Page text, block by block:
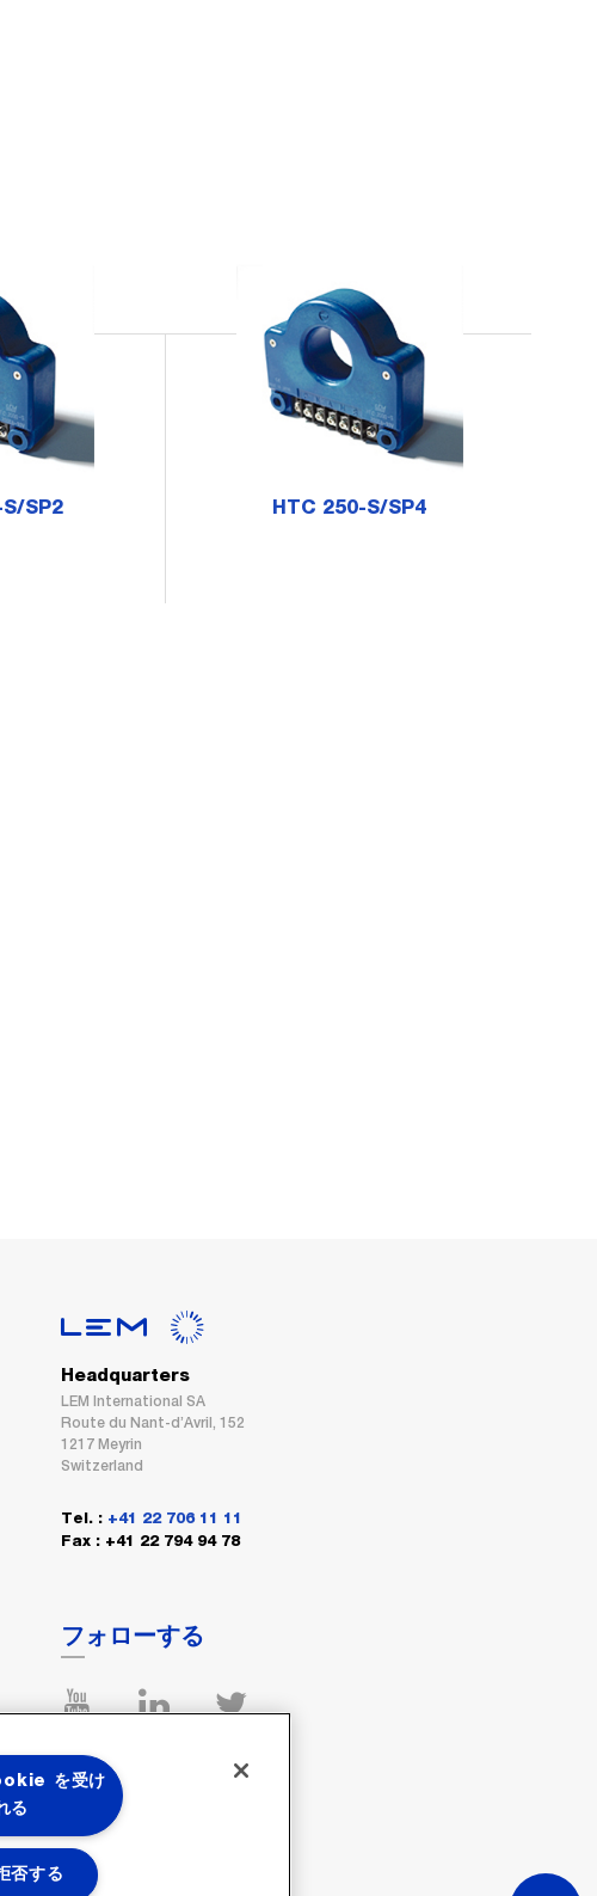
SP2 HTC 250-S/SP4
Headquarters
LEM International SA
Route du Nant-d’Avril, 152
1217 Meyrin
Switzerland
Tel. : +41 22 706 11 11
Fax : +41 22 794 94 78
フォローする
を受け
る
否する